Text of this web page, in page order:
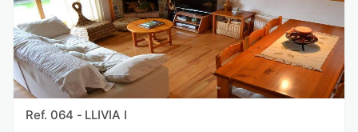
Ref. 064 - LLIVIA I